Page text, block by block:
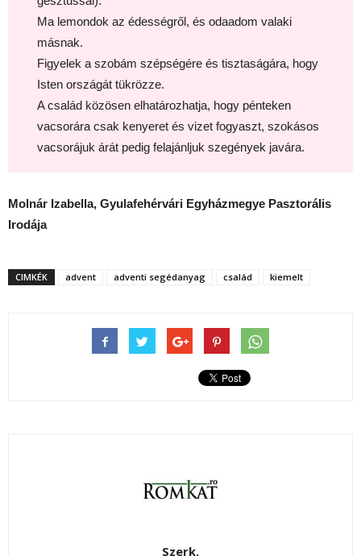
Ma lemondok az édességről, és odaadom valaki
másnak.
Figyelek a szobám szépségére és tisztaságára, hogy
Isten országát tükrözze.
A család közösen elhatározhatja, hogy pénteken
vacsorára csak kenyeret és vizet fogyaszt, szokásos
vacsorájuk árát pedig felajánljuk szegények javára.
Molnár Izabella, Gyulafehérvári Egyházmegye Pasztorális
Irodája
CIMKÉK advent adventi segédanyag család kiemelt
Szerk.